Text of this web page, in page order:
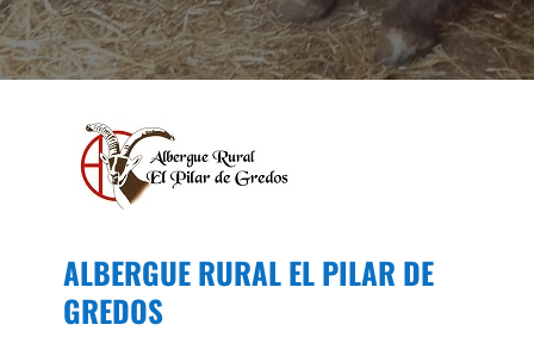
ALBERGUE RURAL EL PILAR DE
GREDOS